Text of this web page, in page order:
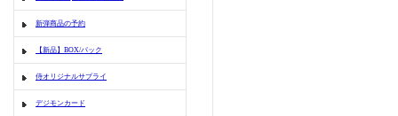
新弾商品の予約
【新品】BOX/パック
侍オリジナルサプライ
デジモンカード